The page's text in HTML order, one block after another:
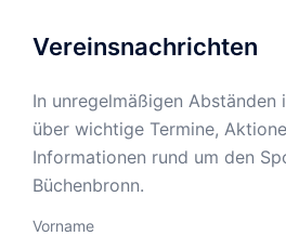
Vereinsnachrichten
In unregelmäßigen Abständen
über wichtige Termine,
Informationen rund um den
Büchenbronn.
Vorname